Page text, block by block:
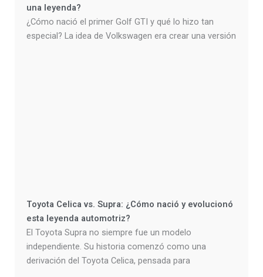
una leyenda?
¿Cómo nació el primer Golf GTI y qué lo hizo tan
especial? La idea de Volkswagen era crear una versión
Toyota Celica vs. Supra: ¿Cómo nació y evolucionó
esta leyenda automotriz?
El Toyota Supra no siempre fue un modelo
independiente. Su historia comenzó como una
derivación del Toyota Celica, pensada para